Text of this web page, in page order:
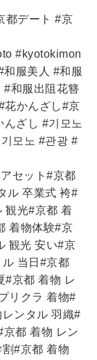
都デート #京
#kyotokimon
服美人 #和服
#和服出阻花簪
かんざし#京
ざし #기모노
모노 #관광 #
セット#京都
ル 卒業式 袴#
観光#京都 着
着物体験#京
観光 安い#京
当日#京都
#京都 着物 レ
リクラ 着物#
ンタル 羽織#
都 着物 レン
#京都 着物